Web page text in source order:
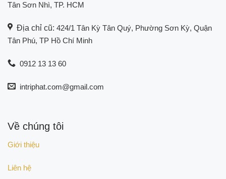
Tân Sơn Nhì, TP. HCM
Địa chỉ cũ: 424/1 Tân Kỳ Tân Quý, Phường Sơn Kỳ, Quận
Tân Phú, TP Hồ Chí Minh
0912 13 13 60
intriphat.com@gmail.com
Về chúng tôi
Giới thiệu
Liên hệ